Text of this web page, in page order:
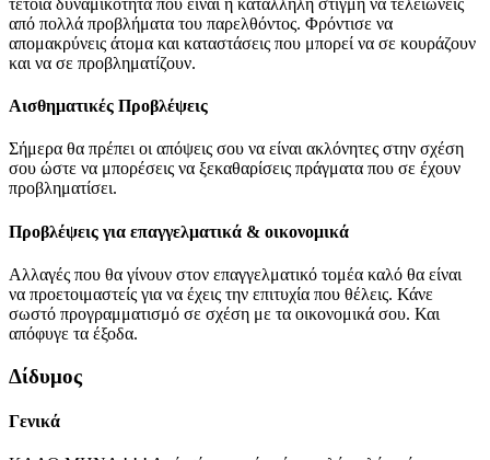
τέτοια δυναμικότητα που είναι η κατάλληλη στιγμή να τελειώνεις
από πολλά προβλήματα του παρελθόντος. Φρόντισε να
απομακρύνεις άτομα και καταστάσεις που μπορεί να σε κουράζουν
και να σε προβληματίζουν.
Αισθηματικές Προβλέψεις
Σήμερα θα πρέπει οι απόψεις σου να είναι ακλόνητες στην σχέση
σου ώστε να μπορέσεις να ξεκαθαρίσεις πράγματα που σε έχουν
προβληματίσει.
Προβλέψεις για επαγγελματικά & οικονομικά
Αλλαγές που θα γίνουν στον επαγγελματικό τομέα καλό θα είναι
να προετοιμαστείς για να έχεις την επιτυχία που θέλεις. Κάνε
σωστό προγραμματισμό σε σχέση με τα οικονομικά σου. Και
απόφυγε τα έξοδα.
Δίδυμος
Γενικά